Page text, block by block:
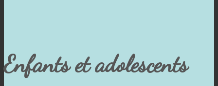
Enfants et adolescents